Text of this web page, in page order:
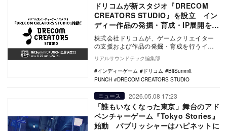
ドリコムが新スタジオ『DRECOM
CREATORS STUDIO』を設立 イン
ディー作品の発掘・育成・IP展開を支
援
株式会社ドリコムが、ゲームクリエイター
の支援および作品の発掘・育成を行うイン
ディーゲームスタジオ『DRECOM
CREATORS…
リアルサウンドテック編集部
インディーゲーム
ドリコム
BitSummit
PUNCH
DRECOM CREATORS STUDIO
ニュース 2026.05.08 17:23
「誰もいなくなった東京」舞台のアド
ベンチャーゲーム『Tokyo Stories』
始動 パブリッシャーはハピネットに